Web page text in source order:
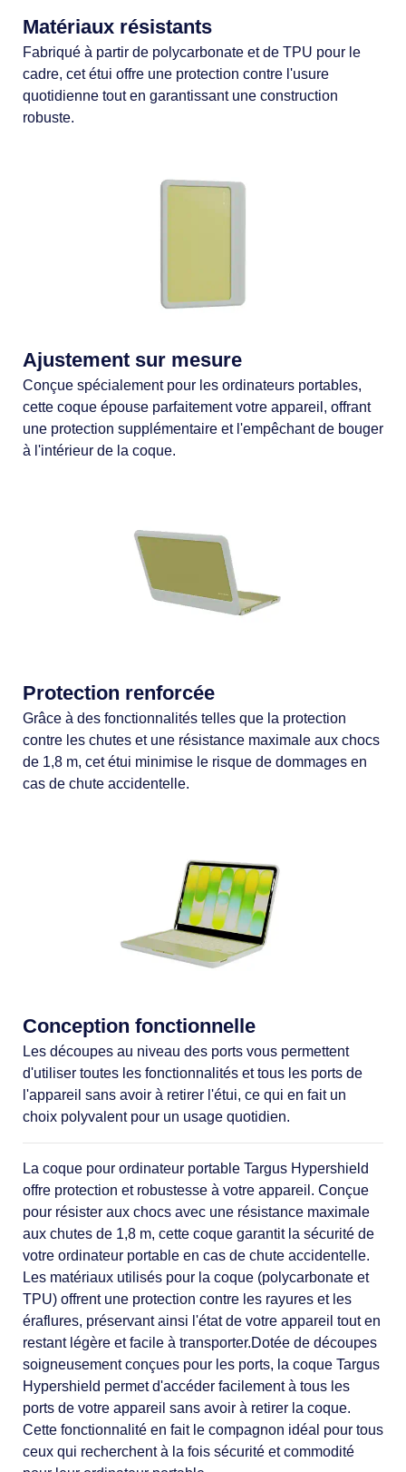
Matériaux résistants
Fabriqué à partir de polycarbonate et de TPU pour le
cadre, cet étui offre une protection contre l'usure
quotidienne tout en garantissant une construction
robuste.
Ajustement sur mesure
Conçue spécialement pour les ordinateurs portables,
cette coque épouse parfaitement votre appareil, offrant
une protection supplémentaire et l'empêchant de bouger
à l'intérieur de la coque.
Protection renforcée
Grâce à des fonctionnalités telles que la protection
contre les chutes et une résistance maximale aux chocs
de 1,8 m, cet étui minimise le risque de dommages en
cas de chute accidentelle.
Conception fonctionnelle
Les découpes au niveau des ports vous permettent
d'utiliser toutes les fonctionnalités et tous les ports de
l'appareil sans avoir à retirer l'étui, ce qui en fait un
choix polyvalent pour un usage quotidien.
La coque pour ordinateur portable Targus Hypershield
offre protection et robustesse à votre appareil. Conçue
pour résister aux chocs avec une résistance maximale
aux chutes de 1,8 m, cette coque garantit la sécurité de
votre ordinateur portable en cas de chute accidentelle.
Les matériaux utilisés pour la coque (polycarbonate et
TPU) offrent une protection contre les rayures et les
éraflures, préservant ainsi l'état de votre appareil tout en
restant légère et facile à transporter.Dotée de découpes
soigneusement conçues pour les ports, la coque Targus
Hypershield permet d'accéder facilement à tous les
ports de votre appareil sans avoir à retirer la coque.
Cette fonctionnalité en fait le compagnon idéal pour tous
ceux qui recherchent à la fois sécurité et commodité